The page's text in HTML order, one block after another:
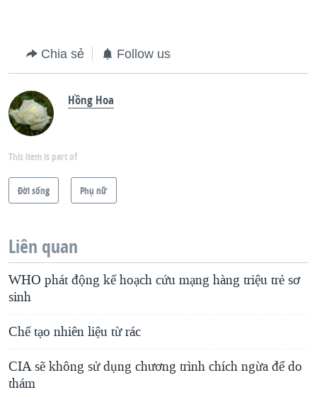
Chia sẻ Follow us
Hồng Hoa
This item is part of
Ðời sống Phụ nữ
Liên quan
WHO phát động kế hoạch cứu mạng hàng triệu trẻ sơ
sinh
Chế tạo nhiên liệu từ rác
CIA sẽ không sử dụng chương trình chích ngừa để do
thám